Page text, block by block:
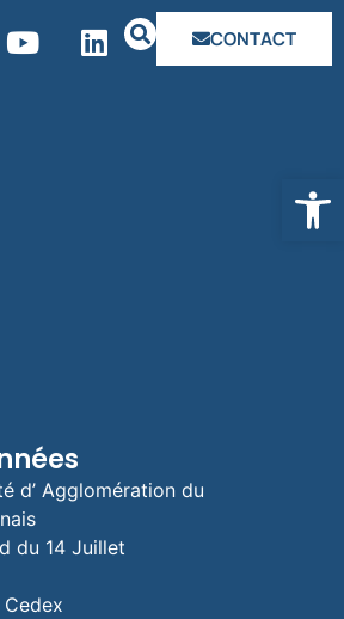
Ouvrir
CONTACT
d’ Agglomération du
du 14 Juillet
Cedex